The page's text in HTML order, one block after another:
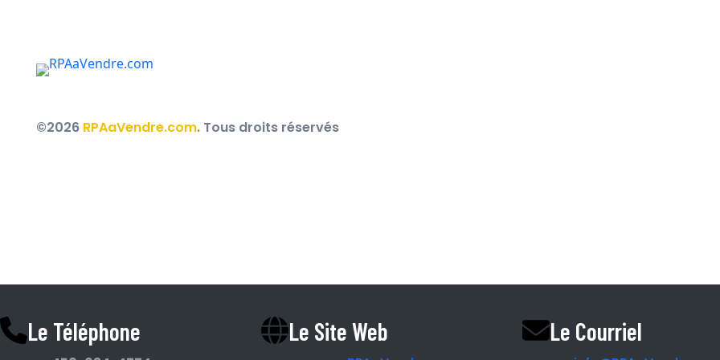
©2026 RPAaVendre.com. Tous droits réservés
Le Téléphone Le Site Web Le Courriel